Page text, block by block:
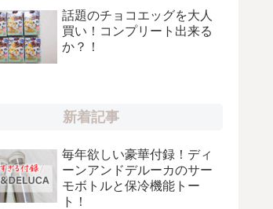
話題のチョコエッグを大人
買い！コンプリート出来る
か？！
新着記事
毎年欲しい豪華付録！ディ
ーンアンドデルーカのサー
モボトルと保冷機能トー
ト！